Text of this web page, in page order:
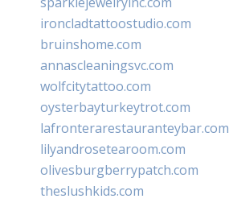
ironcladtattoostudio.com
bruinshome.com
annascleaningsvc.com
wolfcitytattoo.com
oysterbayturkeytrot.com
lafronterarestauranteybar.com
lilyandrosetearoom.com
olivesburgberrypatch.com
theslushkids.com